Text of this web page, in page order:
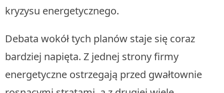
kryzysu energetycznego.
Debata wokół tych planów staje się coraz
bardziej napięta. Z jednej strony firmy
energetyczne ostrzegają przed gwałtownie